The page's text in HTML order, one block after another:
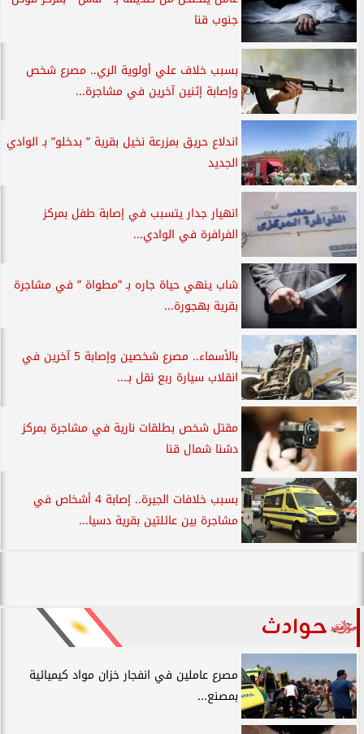
جنوب قنا
بسبب خلاف علي أولوية الري.. مصرع شخص
وإصابة إثنين آخرين في مشاجرة...
اندلاع حريق بمزرعة نخيل بقرية ” بدخلو” بـ الوادي
الجديد
انهيار جدار يتسبب في إصابة طفل بمركز
الفرافرة في الوادي...
شاب ينهي حياة جاره بـ ”مطواة ” في مشاجرة
بقرية بهجورة...
بالأسماء.. مصرع شخصين وإصابة 5 آخرين في
انقلاب سيارة ربع نقل بـ...
مقتل شخص بطلقات نارية في مشاجرة بمركز
دشنا شمال قنا
بسبب خلافات الجيرة.. إصابة 4 أشخاص في
مشاجرة بين عائلتين بقرية دسيا...
حوادث
مصرع عاملين في انفجار خزان مواد كيميائية
بمصنع...